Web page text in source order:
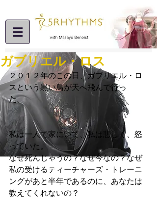
ガブリエル・ロス
２０１２年のこの日、ガブリエル・ロ
スという黒い鳥が天へ飛んで行っ
た。
私は一人で家にいて、私は悲しく、怒
っていた。
なぜ死んじゃうの？なぜ今なの？なぜ
私の受けるティーチャーズ・トレーニ
ングがあと半年であるのに、あなたは
教えてくれないの？